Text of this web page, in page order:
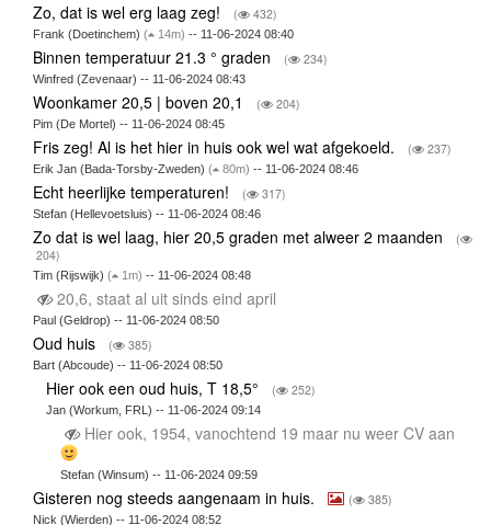
Zo, dat is wel erg laag zeg! ( 432)
Frank (Doetinchem) ( 14m) -- 11-06-2024 08:40
Binnen temperatuur 21.3 ° graden ( 234)
Winfred (Zevenaar) -- 11-06-2024 08:43
Woonkamer 20,5 | boven 20,1 ( 204)
Pim (De Mortel) -- 11-06-2024 08:45
Fris zeg! Al is het hier in huis ook wel wat afgekoeld. ( 237)
Erik Jan (Bada-Torsby-Zweden) ( 80m) -- 11-06-2024 08:46
Echt heerlijke temperaturen! ( 317)
Stefan (Hellevoetsluis) -- 11-06-2024 08:46
Zo dat is wel laag, hier 20,5 graden met alweer 2 maanden
(
204)
Tim (Rijswijk) ( 1m) -- 11-06-2024 08:48
20,6, staat al uit sinds eind april
Paul (Geldrop) -- 11-06-2024 08:50
Oud huis ( 385)
Bart (Abcoude) -- 11-06-2024 08:50
Hier ook een oud huis, T 18,5° ( 252)
Jan (Workum, FRL) -- 11-06-2024 09:14
Hier ook, 1954, vanochtend 19 maar nu weer CV aan
Stefan (Winsum) -- 11-06-2024 09:59
Gisteren nog steeds aangenaam in huis. ( 385)
Nick (Wierden) -- 11-06-2024 08:52